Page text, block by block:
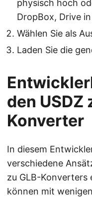
physisch hoch
DropBox, Drive
Wählen Sie als
Laden Sie die
den USDZ
Konverter
In diesem
verschiedene
zu GLB-Konverters
können mit